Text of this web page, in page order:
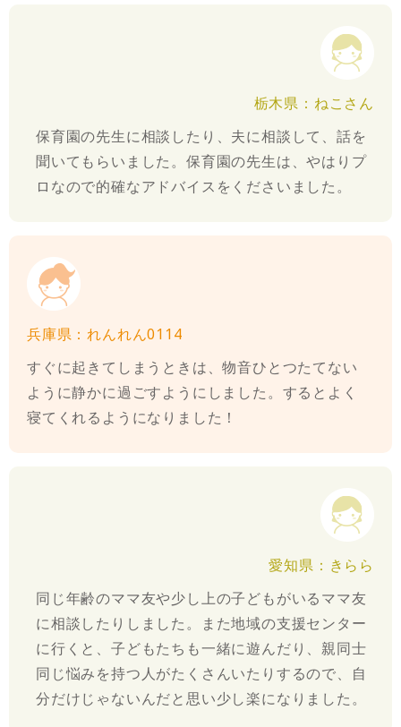
栃木県：ねこさん
保育園の先生に相談したり、夫に相談して、話を
聞いてもらいました。保育園の先生は、やはりプ
ロなので的確なアドバイスをくださいました。
兵庫県：れんれん0114
すぐに起きてしまうときは、物音ひとつたてない
ように静かに過ごすようにしました。するとよく
寝てくれるようになりました！
愛知県：きらら
同じ年齢のママ友や少し上の子どもがいるママ友
に相談したりしました。また地域の支援センター
に行くと、子どもたちも一緒に遊んだり、親同士
同じ悩みを持つ人がたくさんいたりするので、自
分だけじゃないんだと思い少し楽になりました。